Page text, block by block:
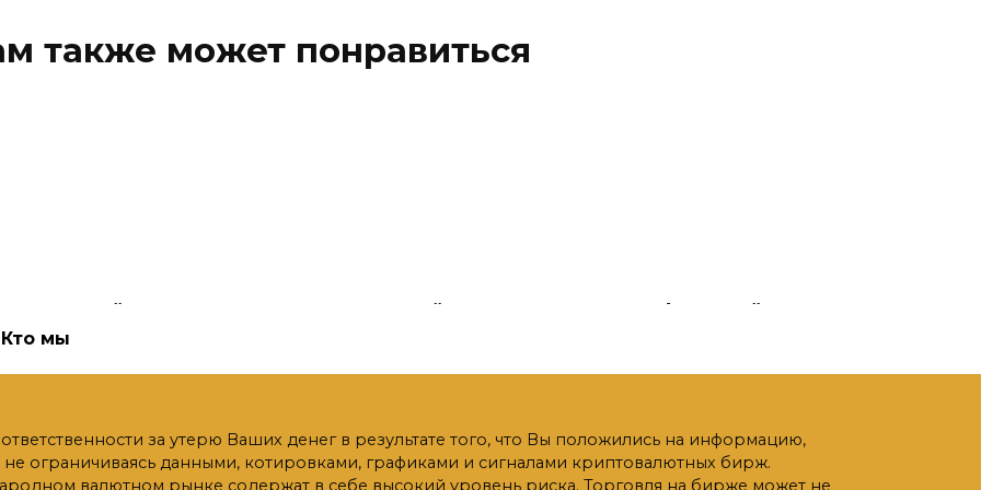
также может понравиться
NEO онлайн прямо
криптовалюты
88
Курс JUST онлайн прямо
Другие криптовалюты
0 83
Курс Ardor онлайн
Другие криптовалюты
0 57
Кто мы
за утерю Ваших денег в результате того, что Вы положились на информацию,
ограничиваясь данными, котировками, графиками и сигналами криптовалютных бирж.
валютном рынке содержат в себе высокий уровень риска. Торговля на бирже может не